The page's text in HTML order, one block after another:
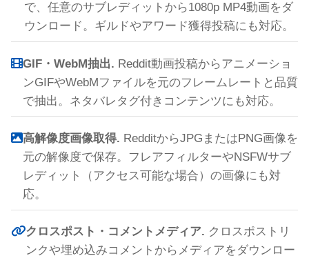
で、任意のサブレディットから1080p MP4動画をダ
ウンロード。ギルドやアワード獲得投稿にも対応。
GIF・WebM抽出. Reddit動画投稿からアニメーショ
ンGIFやWebMファイルを元のフレームレートと品質
で抽出。ネタバレタグ付きコンテンツにも対応。
高解像度画像取得. RedditからJPGまたはPNG画像を
元の解像度で保存。フレアフィルターやNSFWサブ
レディット（アクセス可能な場合）の画像にも対
応。
クロスポスト・コメントメディア. クロスポストリ
ンクや埋め込みコメントからメディアをダウンロー